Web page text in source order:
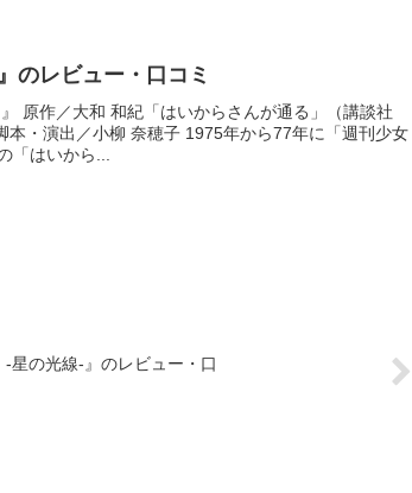
のレビュー・口コミ
原作／大和 和紀「はいからさんが通る」（講談社
本・演出／小柳 奈穂子 1975年から77年に「週刊少女
「はいから...
の光線-』のレビュー・口